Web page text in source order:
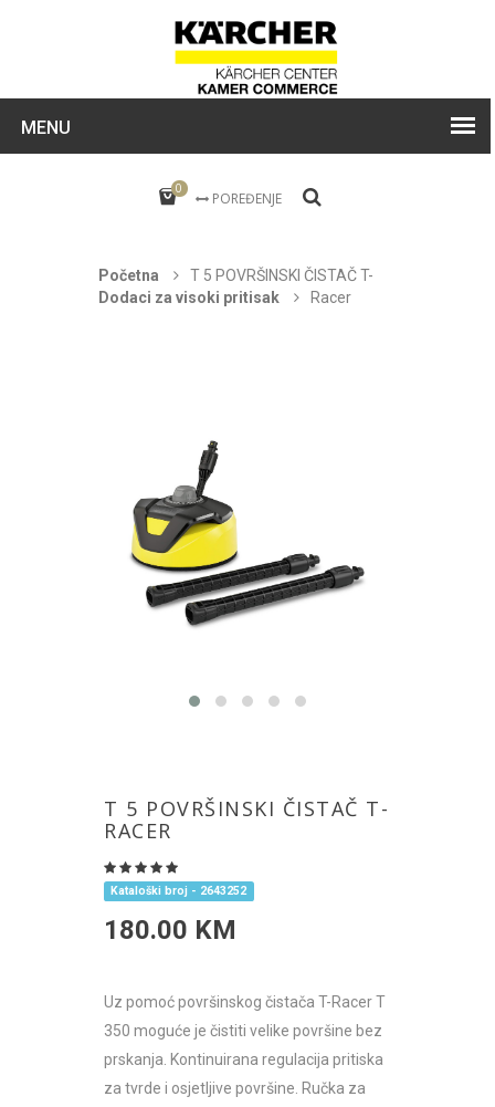
MENU
0
POREĐENJE
Početna
Dodaci za visoki pritisak
T 5 POVRŠINSKI ČISTAČ T-
Racer
T 5 POVRŠINSKI ČISTAČ T-
RACER
Kataloški broj - 2643252
180.00 KM
Uz pomoć površinskog čistača T-Racer T
350 moguće je čistiti velike površine bez
prskanja. Kontinuirana regulacija pritiska
za tvrde i osjetljive površine. Ručka za